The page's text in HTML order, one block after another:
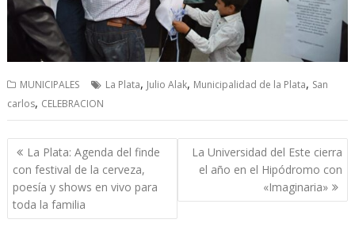
MUNICIPALES La Plata, Julio Alak, Municipalidad de la Plata, San
carlos, CELEBRACION
Navegación
de
entradas
La Plata: Agenda del finde
con festival de la cerveza,
poesía y shows en vivo para
toda la familia
La Universidad del Este cierra
el año en el Hipódromo con
«Imaginaria»